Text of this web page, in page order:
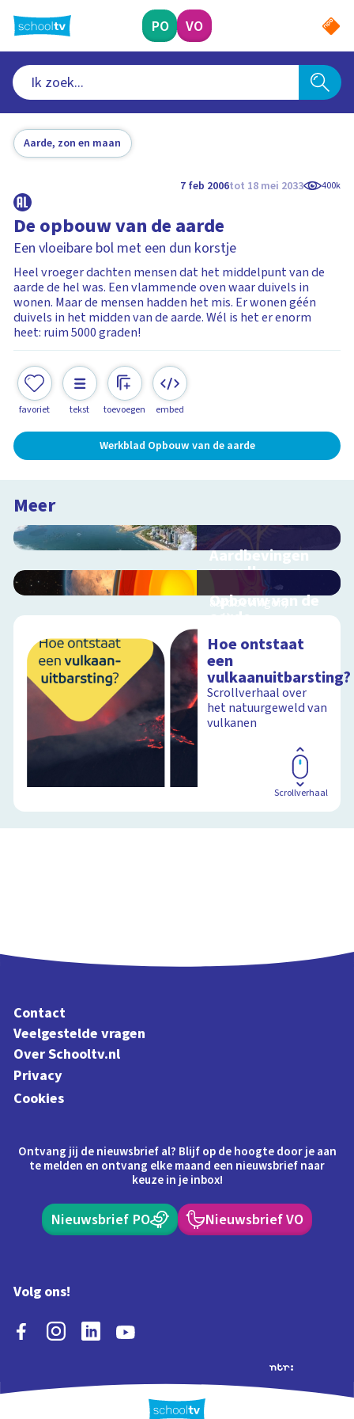
naar
hoofdinhoud
PO VO
Aarde, zon en maan
7 feb 2006tot 18 mei 2033 400k
De opbouw van de aarde
Een vloeibare bol met een dun korstje
Heel vroeger dachten mensen dat het middelpunt van de
aarde de hel was. Een vlammende oven waar duivels in
wonen. Maar de mensen hadden het mis. Er wonen géén
duivels in het midden van de aarde. Wél is het er enorm
heet: ruim 5000 graden!
favoriet tekst toevoegen embed
Werkblad Opbouw van de aarde
Meer
Aardbevingen
en vulkanen
Hoe ontstaan
aardbevingen,
vulkanen en
Schoolplaat
Opbouw van de
aarde
schoolplaat over
aardlagen
Hoe ontstaat
een
vulkaanuitbarsting?
Scrollverhaal over
het natuurgeweld van
vulkanen
Scrollverhaal
Contact
Veelgestelde vragen
Over Schooltv.nl
Privacy
Cookies
Ontvang jij de nieuwsbrief al? Blijf op de hoogte door je aan
te melden en ontvang elke maand een nieuwsbrief naar
keuze in je inbox!
Nieuwsbrief PO Nieuwsbrief VO
Volg ons!